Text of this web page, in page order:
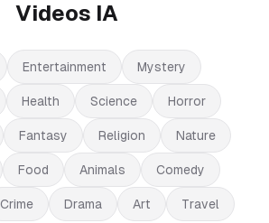
Videos IA
Entertainment Mystery
Health Science Horror
Fantasy Religion Nature
Food Animals Comedy
Crime Drama Art Travel